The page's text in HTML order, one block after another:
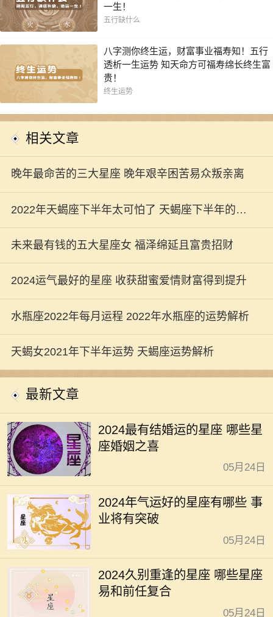
一生！
五行缺什么
八字测你终生运，财富事业福寿知！五行
透析一生运势 知天命方可福寿绵长终生富
贵！
终生运势
相关文章
晚年最命苦的三大星座 晚年艰辛困苦易众叛亲离
2022年天蝎座下半年太可怕了 天蝎座下半年的运
势建议分析
未来最有钱的五大星座女 福泽绵延且富贵招财
2024运气最好的星座 收获甜蜜爱情财富得到提升
水瓶座2022年每月运程 2022年水瓶座的运势解析
天蝎女2021年下半年运势 天蝎座运势解析
最新文章
2024最有结婚运的星座 哪些星
座婚姻之喜
05月24日
2024年气运好的星座有哪些 事
业将有突破
05月24日
2024久别重逢的星座 哪些星座
易和前任复合
05月24日